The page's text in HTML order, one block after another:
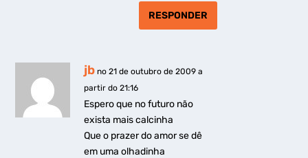
RESPONDER
jb no 21 de outubro de 2009 a
partir do 21:16
Espero que no futuro não
exista mais calcinha
Que o prazer do amor se dê
em uma olhadinha